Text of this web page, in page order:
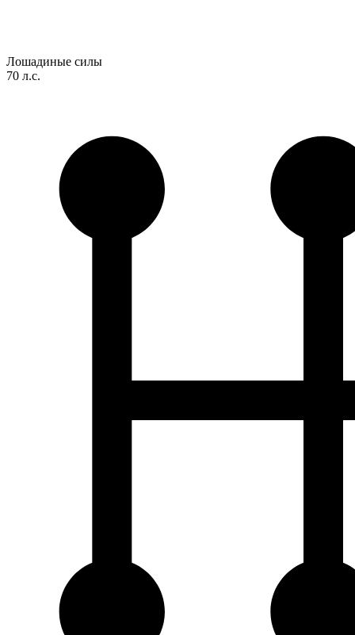
Лошадиные силы
70 л.с.